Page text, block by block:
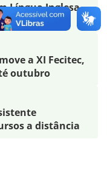
Língua Inglesa
a XI Fecitec,
outubro
a distância